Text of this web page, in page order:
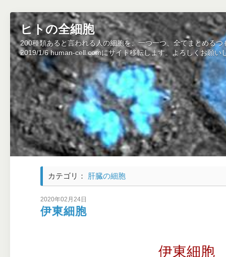
ヒトの全細胞
200種類あると言われる人の細胞を、一つ一つ、全てまとめるつ
2019/1/6 human-cell.comにサイト移転します。よろしくお願い
カテゴリ： 肝臓の細胞
2020年02月24日
伊東細胞
伊東細胞